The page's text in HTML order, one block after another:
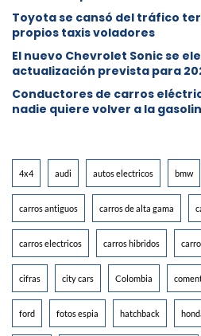
Toyota se cansó del tráfico
propios taxis voladores
El nuevo Chevrolet Sonic se
actualización prevista para
Conductores de carros
nadie quiere volver a la
4x4 audi autos electricos bmw
carros antiguos carros de alta gama
carros electricos carros hibridos
cifras city cars Colombia
ford fotos espia hatchback